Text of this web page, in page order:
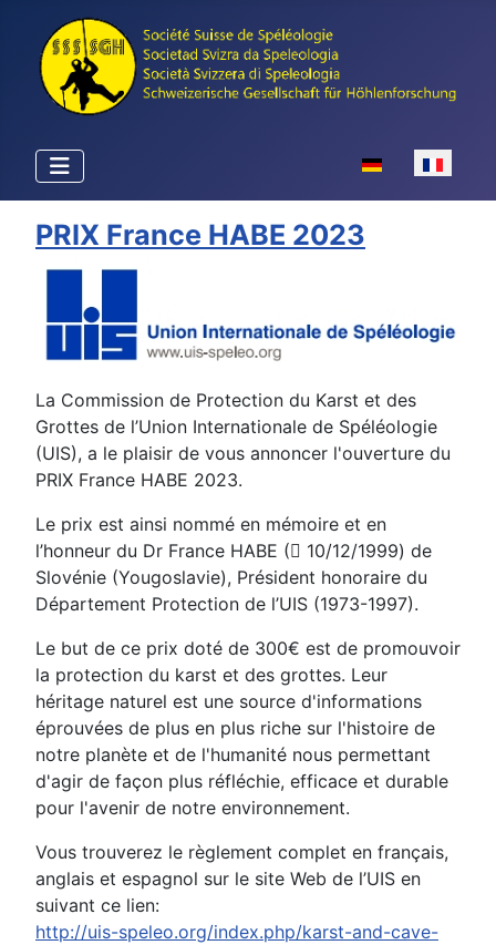
Sélectionnez
PRIX France HABE 2023
La Commission de Protection du Karst et des
Grottes de l’Union Internationale de Spéléologie
(UIS), a le plaisir de vous annoncer l'ouverture du
PRIX France HABE 2023.
Le prix est ainsi nommé en mémoire et en
l’honneur du Dr France HABE ( 10/12/1999) de
Slovénie (Yougoslavie), Président honoraire du
Département Protection de l’UIS (1973-1997).
Le but de ce prix doté de 300€ est de promouvoir
la protection du karst et des grottes. Leur
héritage naturel est une source d'informations
éprouvées de plus en plus riche sur l'histoire de
notre planète et de l'humanité nous permettant
d'agir de façon plus réfléchie, efficace et durable
pour l'avenir de notre environnement.
Vous trouverez le règlement complet en français,
anglais et espagnol sur le site Web de l’UIS en
suivant ce lien:
http://uis-speleo.org/index.php/karst-and-cave-